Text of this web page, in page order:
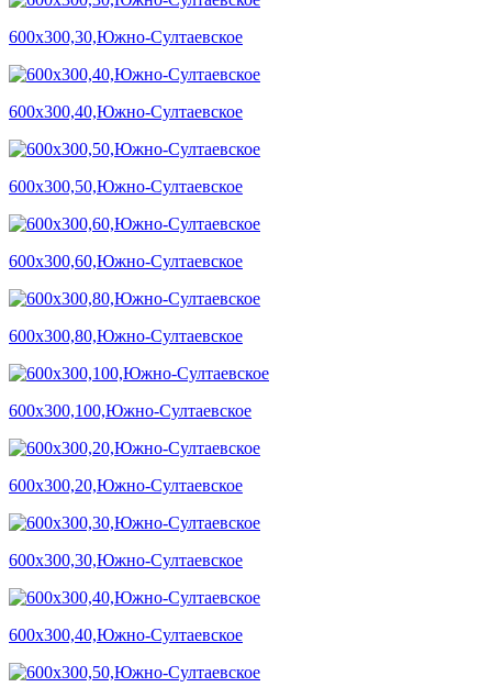
600х300,30,Южно-Султаевское
600х300,40,Южно-Султаевское
600х300,50,Южно-Султаевское
600х300,60,Южно-Султаевское
600х300,80,Южно-Султаевское
600х300,100,Южно-Султаевское
600х300,20,Южно-Султаевское
600х300,30,Южно-Султаевское
600х300,40,Южно-Султаевское